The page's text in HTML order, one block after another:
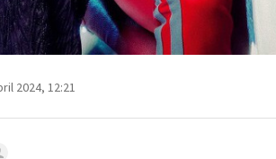
2024, 12:21